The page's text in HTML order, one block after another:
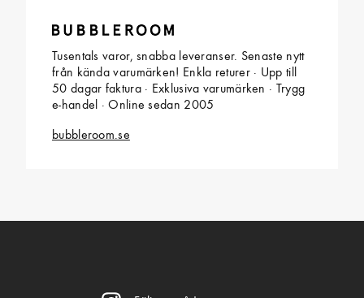
Tusentals varor, snabba leveranser. Senaste nytt
från kända varumärken! Enkla returer · Upp till
50 dagar faktura · Exklusiva varumärken · Trygg
e-handel · Online sedan 2005
bubbleroom.se